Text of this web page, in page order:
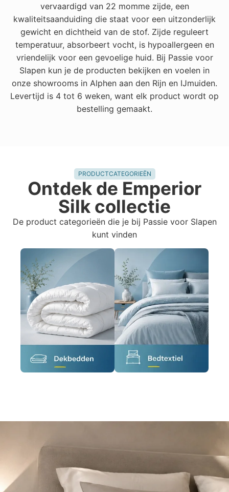
vervaardigd van 22 momme zijde, een
kwaliteitsaanduiding die staat voor een uitzonderlijk
gewicht en dichtheid van de stof. Zijde reguleert
temperatuur, absorbeert vocht, is hypoallergeen en
vriendelijk voor een gevoelige huid. Bij Passie voor
Slapen kun je de producten bekijken en voelen in
onze showrooms in Alphen aan den Rijn en IJmuiden.
Levertijd is 4 tot 6 weken, want elk product wordt op
bestelling gemaakt.
PRODUCTCATEGORIEËN
Ontdek de Emperior
Silk collectie
De product categorieën die je bij Passie voor Slapen
kunt vinden